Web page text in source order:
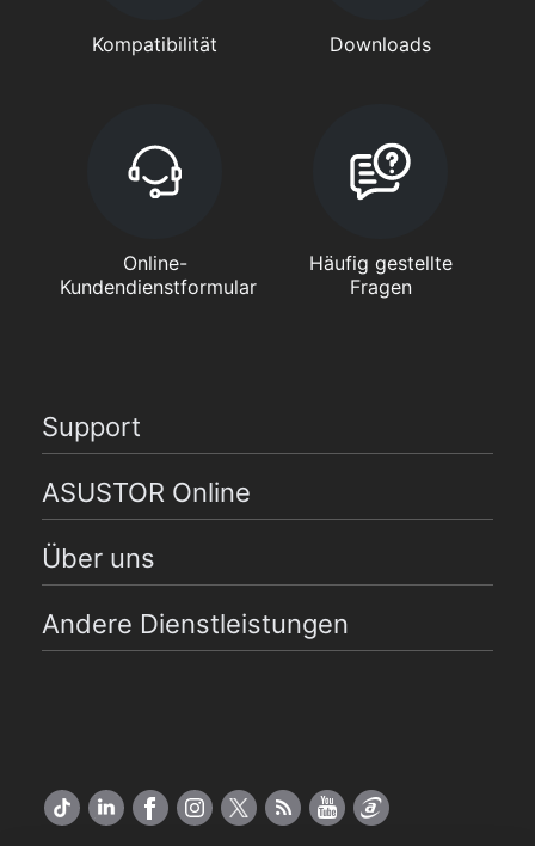
Kompatibilität Downloads
Online-
Kundendienstformular
Häufig gestellte
Fragen
Support
ASUSTOR Online
Über uns
Andere Dienstleistungen